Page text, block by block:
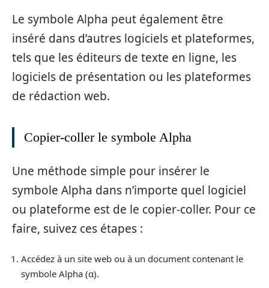
Le symbole Alpha peut également être
inséré dans d’autres logiciels et plateformes,
tels que les éditeurs de texte en ligne, les
logiciels de présentation ou les plateformes
de rédaction web.
Copier-coller le symbole Alpha
Une méthode simple pour insérer le
symbole Alpha dans n’importe quel logiciel
ou plateforme est de le copier-coller. Pour ce
faire, suivez ces étapes :
Accédez à un site web ou à un document contenant le
symbole Alpha (α).